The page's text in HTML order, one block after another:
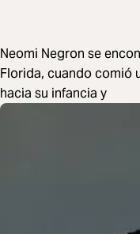
Neomi Negron se
Florida, cuando comió
hacia su infancia y